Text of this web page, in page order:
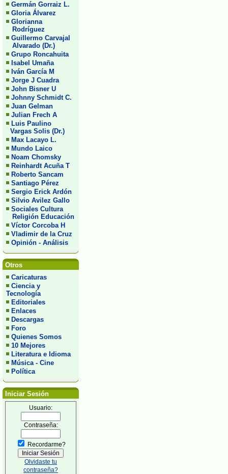
Germán Gorraiz L.
Gloria Álvarez
Glorianna
Rodríguez
Guillermo Carvajal
Alvarado (Dr.)
Grupo Roncahuita
Isabel Umaña
Iván García M
Jorge J Cuadra
John Bisner U
Johnny Schmidt C.
Juan Gelman
Julian Frech A
Luis Paulino
Vargas Solis (Dr.)
Max Lacayo L.
Mundo Laico
Noam Chomsky
Reinhardt Acuña T
Roberto Sancam
Santiago Pérez
Sergio Erick Ardón
Silvio Avilez Gallo
Sociales Cultura
Religión Educación
Víctor Corcoba H
Vladimir de la Cruz
Opinión - Análisis
Otros
Caricaturas
Ciencia y
Tecnología
Editoriales
Enlaces
Descargas
Foro
Quienes Somos
10 Mejores
Literatura e Idioma
Música - Cine
Política
Iniciar Sesión
Usuario:
Contraseña:
Recordarme?
Olvidaste tu
contraseña?